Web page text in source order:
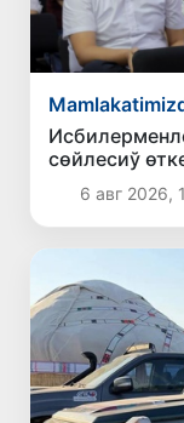
сөйлесиў
6 авг 2026,